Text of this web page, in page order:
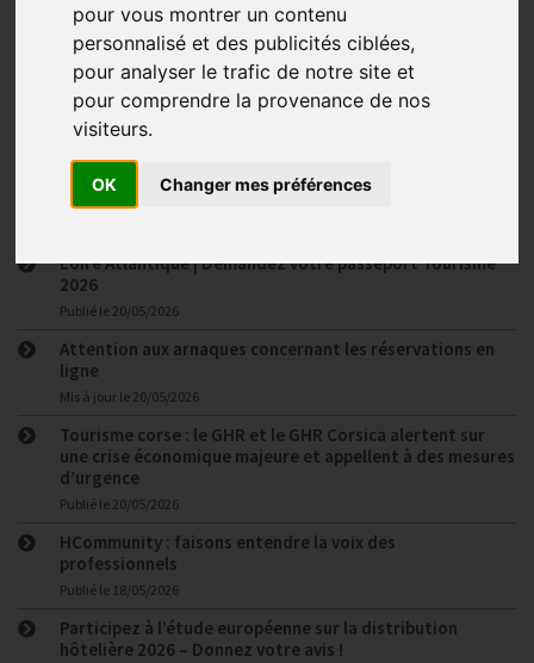
pour vous montrer un contenu
personnalisé et des publicités ciblées,
pour analyser le trafic de notre site et
pour comprendre la provenance de nos
visiteurs.
OK Changer mes préférences
Actualités locales
Modification des modèles d’attestation de suivi, avis
d’aptitude et d’inaptitude
Publié le20/05/2026
Participez à l’enquête InTerLUD+ sur les ZTL
Loire Atlantique | Demandez votre passeport Tourisme
2026
Publié le 20/05/2026
Attention aux arnaques concernant les réservations en
ligne
Mis à jour le 20/05/2026
Tourisme corse : le GHR et le GHR Corsica alertent sur
une crise économique majeure et appellent à des mesures
d’urgence
Publié le 20/05/2026
HCommunity : faisons entendre la voix des
professionnels
Publié le 18/05/2026
Participez à l’étude européenne sur la distribution
hôtelière 2026 – Donnez votre avis !